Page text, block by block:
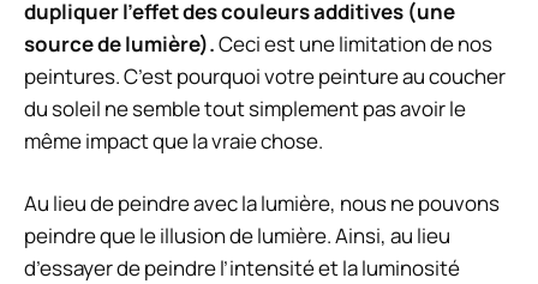
dupliquer l’effet des couleurs additives (une
source de lumière).Ceci est une limitation de nos
peintures. C’est pourquoi votre peinture au coucher
du soleil ne semble tout simplement pas avoir le
même impact que la vraie chose.
Au lieu de peindre avec la lumière, nous ne pouvons
peindre que leillusion de lumière. Ainsi, au lieu
d’essayer de peindre l’intensité et la luminosité